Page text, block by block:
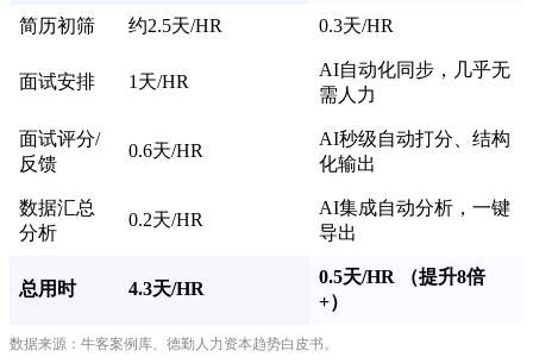
简历初筛 约2.5天/HR 0.3天/HR
面试安排 1天/HR
AI自动化同步，几乎无
需人力
面试评分/
反馈
0.6天/HR
AI秒级自动打分、结构
化输出
数据汇总
分析
0.2天/HR
AI集成自动分析，一键
导出
总用时 4.3天/HR
0.5天/HR （提升8倍
+）
数据来源：牛客案例库、德勤人力资本趋势白皮书。